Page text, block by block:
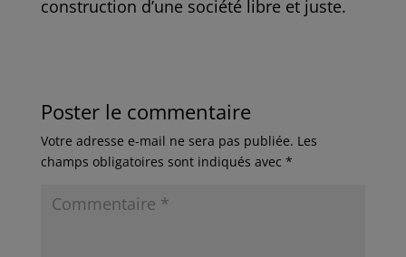
construction d’une société libre et juste.
Poster le commentaire
Votre adresse e-mail ne sera pas publiée. Les
champs obligatoires sont indiqués avec *